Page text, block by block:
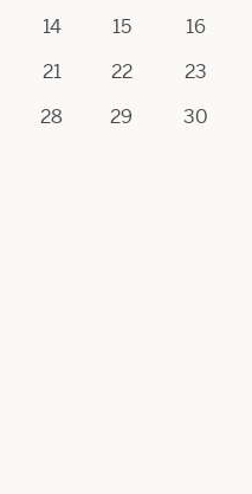
14 15
16
21 22
23
28 29
30